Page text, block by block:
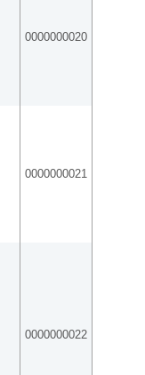
0000000020
0000000021
0000000022